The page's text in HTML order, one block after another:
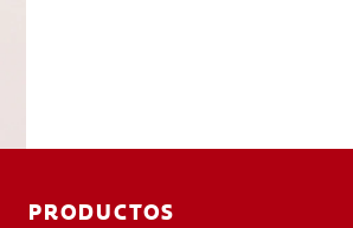
PRODUCTOS